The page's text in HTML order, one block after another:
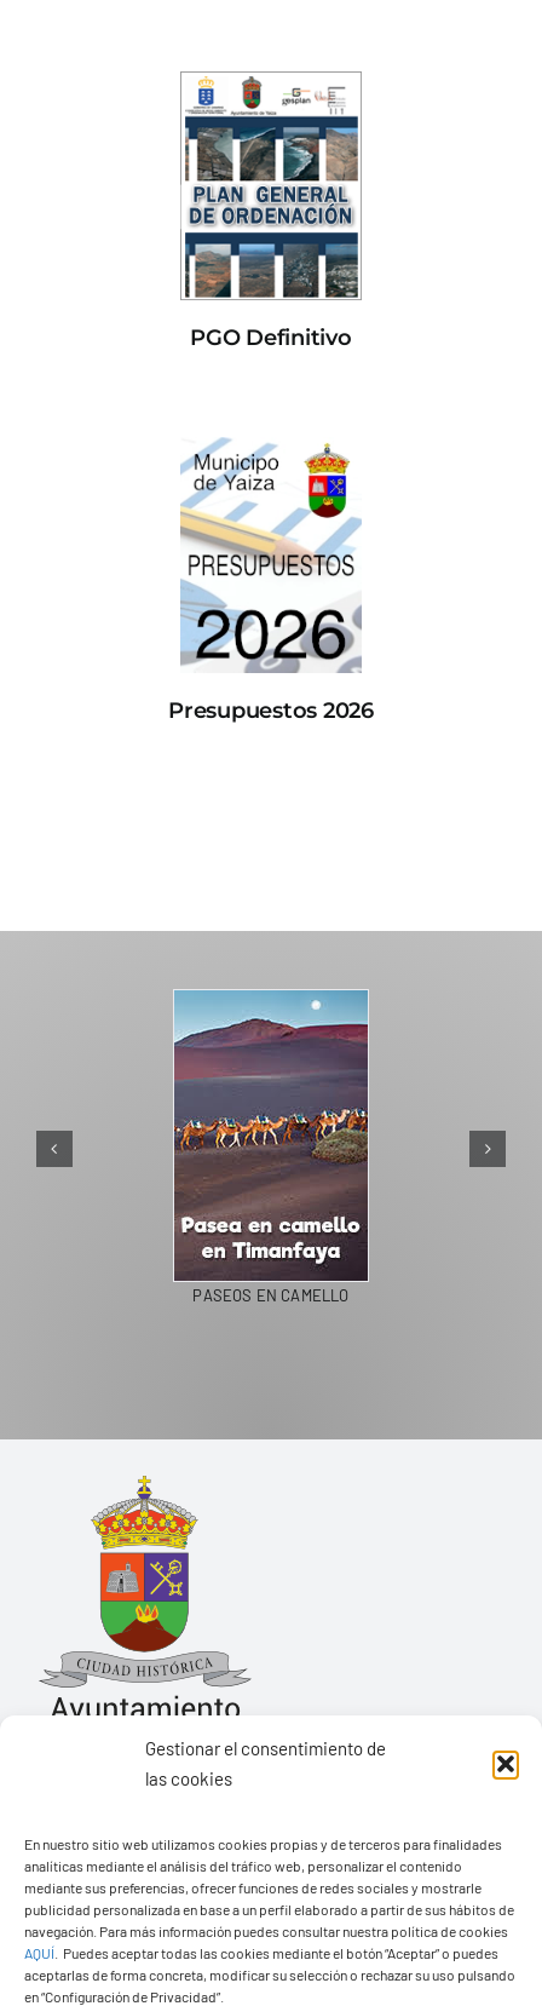
Gestionar el consentimiento de
las cookies
En nuestro sitio web utilizamos cookies propias y de terceros para finalidades
analíticas mediante el análisis del tráfico web, personalizar el contenido
mediante sus preferencias, ofrecer funciones de redes sociales y mostrarle
publicidad personalizada en base a un perfil elaborado a partir de sus hábitos de
navegación. Para más información puedes consultar nuestra política de cookies
AQUÍ
Puedes aceptar todas las cookies mediante el botón “Aceptar” o puedes
aceptarlas de forma concreta, modificar su selección o rechazar su uso pulsando
en “Configuración de Privacidad”.
PGO Definitivo
Presupuestos 2026
PASEOS EN CAMELLO
Pza. de Los Remedios, 1
35570 – Yaiza
Tel:928 83 62 20